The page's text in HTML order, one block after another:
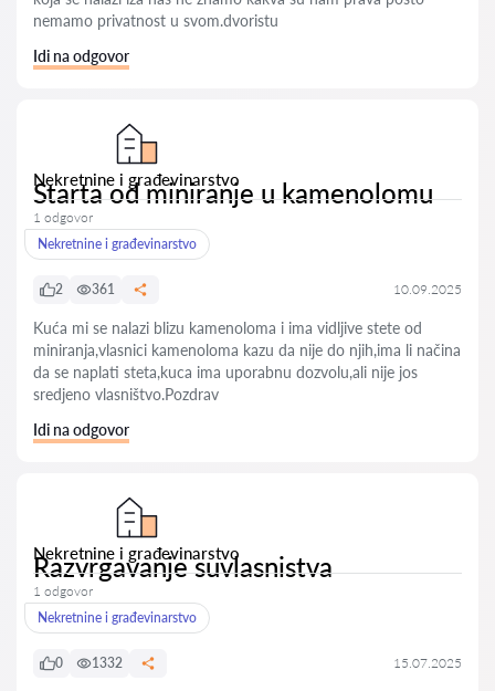
nemamo privatnost u svom.dvoristu
Idi na odgovor
Nekretnine i građevinarstvo
Starta od miniranje u kamenolomu
1 odgovor
Nekretnine i građevinarstvo
2 361 10.09.2025
Kuća mi se nalazi blizu kamenoloma i ima vidljive stete od
miniranja,vlasnici kamenoloma kazu da nije do njih,ima li načina
da se naplati steta,kuca ima uporabnu dozvolu,ali nije jos
sredjeno vlasništvo.Pozdrav
Idi na odgovor
Nekretnine i građevinarstvo
Razvrgavanje suvlasnistva
1 odgovor
Nekretnine i građevinarstvo
0 1332 15.07.2025